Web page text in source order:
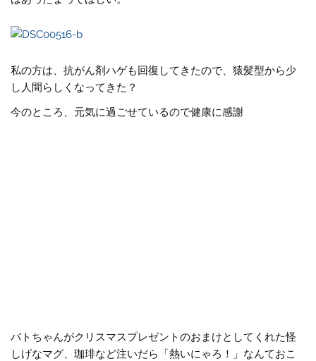
私の方は、抗がん剤ハゲも回復してきたので、猿髪型から少
し人間らしくなってきた？
今のところ、元気に過ごせているので健康に感謝
パトちゃんがクリスマスプレゼントのおまけとしてくれた怪
しげなマグ、珈琲など注いだら「熱いにゃろ！」なんておこ